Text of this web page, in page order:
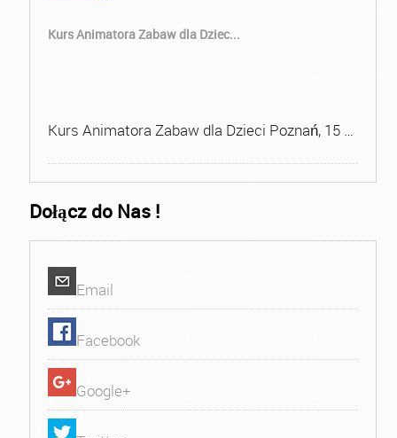
Kurs Animatora Zabaw dla Dziec...
Kurs Animatora Zabaw dla Dzieci Poznań, 15 …
Dołącz do Nas !
Email
Facebook
Google+